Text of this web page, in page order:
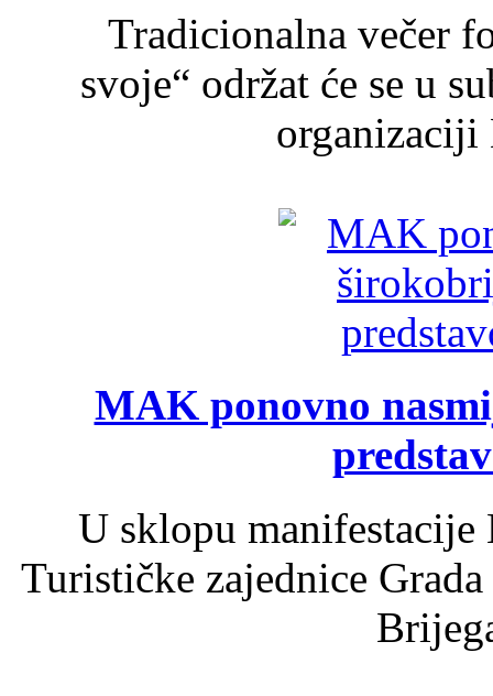
Tradicionalna večer
svoje“ održat će se u
organizaciji
MAK ponovno
U sklopu
Turističke zajednice